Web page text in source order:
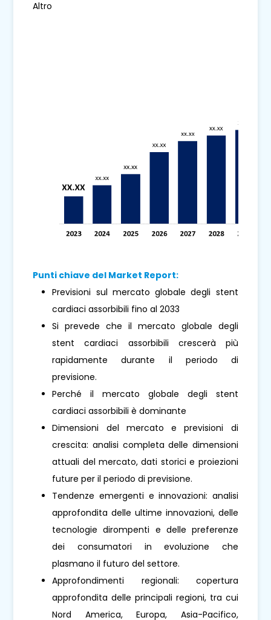
Altro
Punti chiave del Market Report:
Previsioni sul mercato globale degli stent
cardiaci assorbibili fino al 2033
Si prevede che il mercato globale degli
stent cardiaci assorbibili crescerà più
rapidamente durante il periodo di
previsione.
Perché il mercato globale degli stent
cardiaci assorbibili è dominante
Dimensioni del mercato e previsioni di
crescita: analisi completa delle dimensioni
attuali del mercato, dati storici e proiezioni
future per il periodo di previsione.
Tendenze emergenti e innovazioni: analisi
approfondita delle ultime innovazioni, delle
tecnologie dirompenti e delle preferenze
dei consumatori in evoluzione che
plasmano il futuro del settore.
Approfondimenti regionali: copertura
approfondita delle principali regioni, tra cui
Nord America, Europa, Asia-Pacifico,